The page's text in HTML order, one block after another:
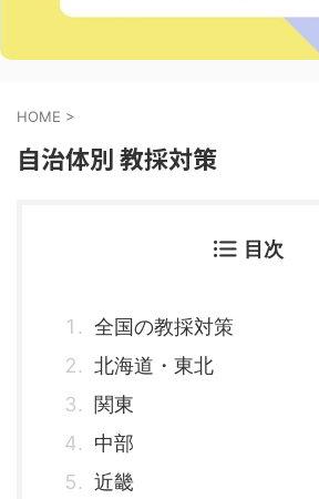
HOME >
自治体別 教採対策
目次
全国の教採対策
北海道・東北
関東
中部
近畿